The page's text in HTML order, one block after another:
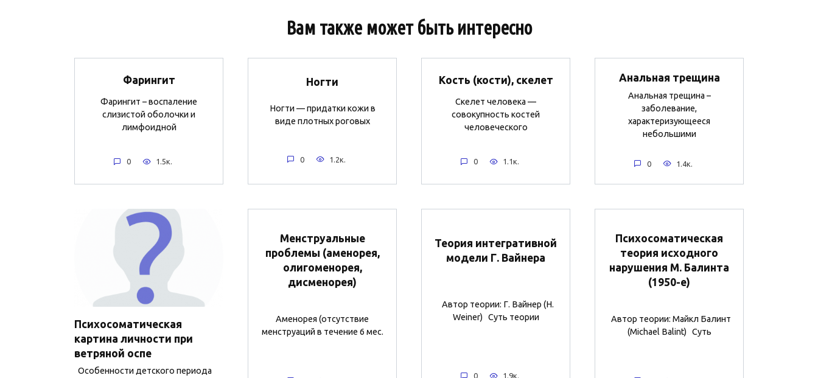
Вам также может быть интересно
Фарингит
Фарингит – воспаление
слизистой оболочки и
лимфоидной
0 1.5к.
Ногти
Ногти — придатки кожи в
виде плотных роговых
0 1.2к.
Кость (кости), скелет
Скелет человека —
совокупность костей
человеческого
0 1.1к.
Анальная трещина
Анальная трещина –
заболевание,
характеризующееся
небольшими
0 1.4к.
Психосоматическая
картина личности при
ветряной оспе
Особенности детского периода
Менструальные
проблемы (аменорея,
олигоменорея,
дисменорея)
Аменорея (отсутствие
менструаций в течение 6 мес.
Теория интегративной
модели Г. Вайнера
Автор теории: Г. Вайнер (H.
Weiner) Суть теории
0 1.9к.
Психосоматическая
теория исходного
нарушения М. Балинта
(1950-е)
Автор теории: Майкл Балинт
(Michael Balint) Суть